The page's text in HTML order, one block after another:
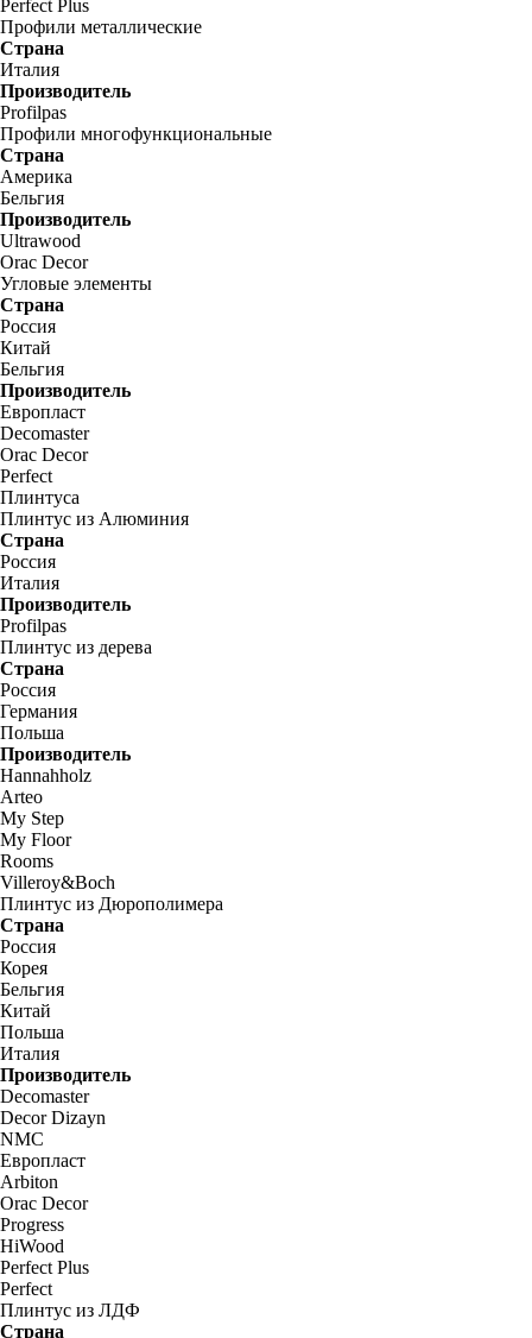
Perfect Plus
Профили металлические
Страна
Италия
Производитель
Profilpas
Профили многофункциональные
Страна
Америка
Бельгия
Производитель
Ultrawood
Orac Decor
Угловые элементы
Страна
Россия
Китай
Бельгия
Производитель
Европласт
Decomaster
Orac Decor
Perfect
Плинтуса
Плинтус из Алюминия
Страна
Россия
Италия
Производитель
Profilpas
Плинтус из дерева
Страна
Россия
Германия
Польша
Производитель
Hannahholz
Arteo
My Step
My Floor
Rooms
Villeroy&Boch
Плинтус из Дюрополимера
Страна
Россия
Корея
Бельгия
Китай
Польша
Италия
Производитель
Decomaster
Decor Dizayn
NMC
Европласт
Arbiton
Orac Decor
Progress
HiWood
Perfect Plus
Perfect
Плинтус из ЛДФ
Страна